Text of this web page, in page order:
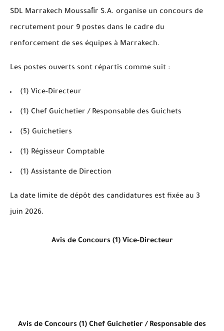
SDL Marrakech Moussaﬁr S.A. organise un concours de
recrutement pour 9 postes dans le cadre du
renforcement de ses équipes à Marrakech.
Les postes ouverts sont répartis comme suit :
(1) Vice-Directeur
(1) Chef Guichetier / Responsable des Guichets
(5) Guichetiers
(1) Régisseur Comptable
(1) Assistante de Direction
La date limite de dépôt des candidatures est fixée au 3
juin 2026.
Avis de Concours (1) Vice-Directeur
Avis de Concours (1) Chef Guichetier / Responsable des